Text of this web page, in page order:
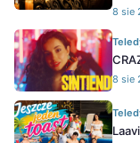
8 sie
8 sie